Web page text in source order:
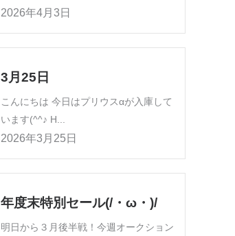
2026年4月3日
3月25日
こんにちは 今日はプリウスαが入庫して
います(^^♪ H...
2026年3月25日
年度末特別セール(/・ω・)/
明日から３月後半戦！今週オークション